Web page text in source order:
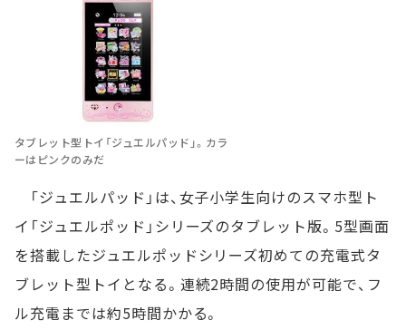
タブレット型トイ「ジュエルパッド」。カラ
ーはピンクのみだ
「ジュエルパッド」は、女子小学生向けのスマホ型ト
イ「ジュエルポッド」シリーズのタブレット版。5型画面
を搭載したジュエルポッドシリーズ初めての充電式タ
ブレット型トイとなる。連続2時間の使用が可能で、フ
ル充電までは約5時間かかる。